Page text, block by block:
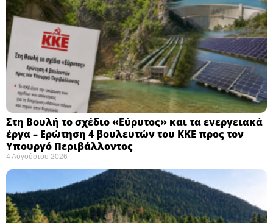
Στη Βουλή το σχέδιο «Εύρυτος» και τα ενεργειακά
έργα – Ερώτηση 4 βουλευτών του ΚΚΕ προς τον
Υπουργό Περιβάλλοντος
4 Αυγούστου 2026